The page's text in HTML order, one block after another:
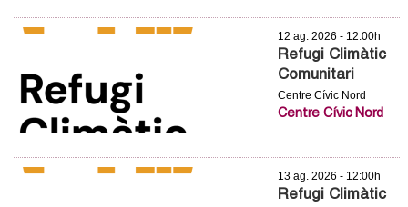
c
12 ag. 2026 - 12:00h
Refugi Climàtic
Comunitari
Centre Cívic Nord
Centre Cívic Nord
13 ag. 2026 - 12:00h
Refugi Climàtic